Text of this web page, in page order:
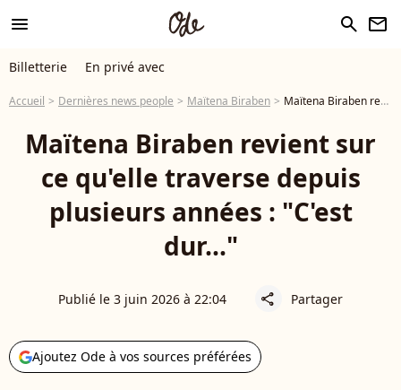
menu search newsletter
Billetterie En privé avec
Accueil Dernières news people Maïtena Biraben Maïtena Biraben revient sur ce qu'elle traverse depuis plusieurs années : "C'est dur..."
Maïtena Biraben revient sur
ce qu'elle traverse depuis
plusieurs années : "C'est
dur..."
Publié le 3 juin 2026 à 22:04 share Partager
Ajoutez Ode à vos sources préférées